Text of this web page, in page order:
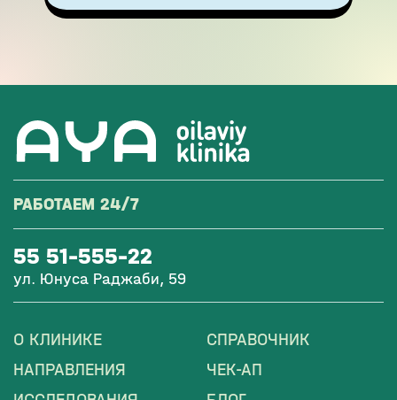
РАБОТАЕМ 24/7
55 51-555-22
ул. Юнуса Раджаби, 59
О КЛИНИКЕ
НАПРАВЛЕНИЯ
СПРАВОЧНИК
ЧЕК-АП